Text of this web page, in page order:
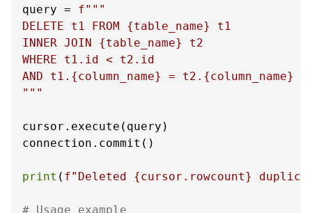
query = f"""
DELETE t1 FROM {table_name}
t1
INNER JOIN {table_name}
t2
WHERE t1.id < t2.id
AND t1. {column_name} = t2. {column_name}
"""
cursor.execute(query)
connection.commit()
print ( f"Deleted {cursor.rowcount}
# Usage example